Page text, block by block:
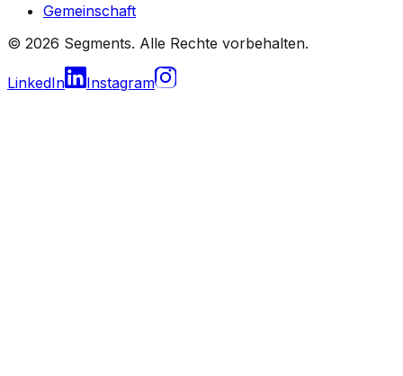
Gemeinschaft
© 2026 Segments. Alle Rechte vorbehalten.
LinkedIn Instagram